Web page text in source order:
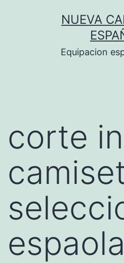
NUEVA
Equipacion
corte
espaola